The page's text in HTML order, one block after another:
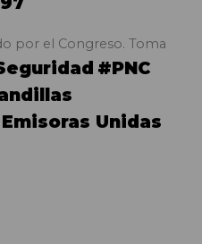
por el Congreso. Toma
#PNC
Unidas